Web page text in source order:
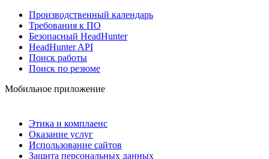
Производственный календарь
Требования к ПО
Безопасный HeadHunter
HeadHunter API
Поиск работы
Поиск по резюме
Мобильное приложение
Этика и комплаенс
Оказание услуг
Использование сайтов
Защита персональных данных